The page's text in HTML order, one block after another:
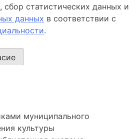
сбор статистических данных и
данных в соответствии с
.
муниципального
культуры